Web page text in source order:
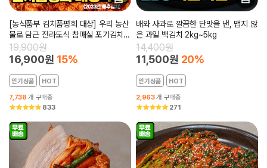
[농식품부 김치품평회 대상] 우리 농산
물로 담근 전라도식 참매실 포기김치
2kg~10kg
19,900원
16,900원 15%
인기상품 HOT
7,738 개 구매중
833
배와 사과로 깔끔한 단맛을 낸, 맵지 않
은 과일 백김치 2kg~5kg
14,400원
11,500원 20%
인기상품 HOT
2,963개 구매중
271